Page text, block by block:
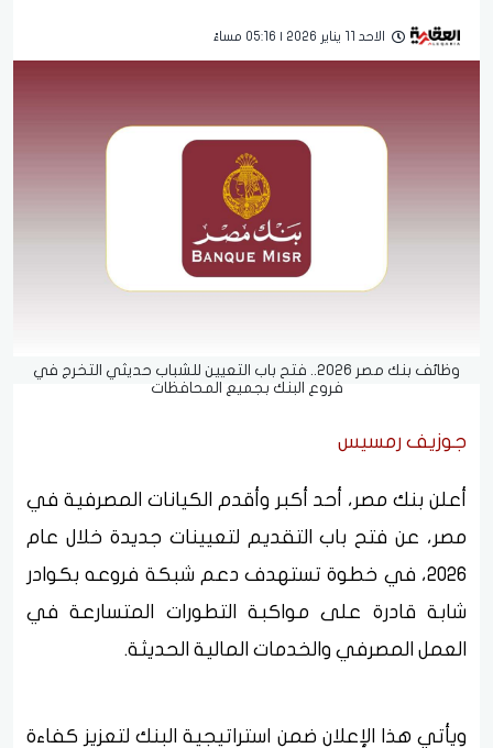
الاحد 11 يناير 2026 | 05:16 مساءً
وظائف بنك مصر 2026.. فتح باب التعيين للشباب حديثي التخرج في
فروع البنك بجميع المحافظات
جوزيف رمسيس
أعلن بنك مصر، أحد أكبر وأقدم الكيانات المصرفية في
مصر، عن فتح باب التقديم لتعيينات جديدة خلال عام
2026، في خطوة تستهدف دعم شبكة فروعه بكوادر
شابة قادرة على مواكبة التطورات المتسارعة في
العمل المصرفي والخدمات المالية الحديثة.
ويأتي هذا الإعلان ضمن استراتيجية البنك لتعزيز كفاءة